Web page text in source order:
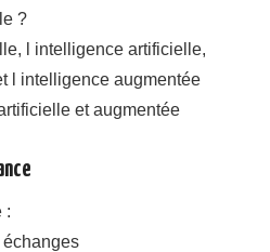
?
l intelligence artificielle,
l intelligence augmentée
et augmentée
: